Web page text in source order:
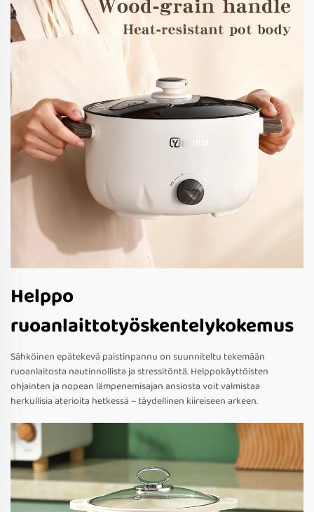
Helppo
ruoanlaittotyöskentelykokemus
Sähköinen epätekevä paistinpannu on suunniteltu tekemään
ruoanlaitosta nautinnollista ja stressitöntä. Helppokäyttöisten
ohjainten ja nopean lämpenemisajan ansiosta voit valmistaa
herkullisia aterioita hetkessä – täydellinen kiireiseen arkeen.